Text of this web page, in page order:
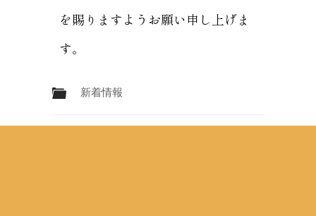
を賜りますようお願い申し上げま
す。
新着情報